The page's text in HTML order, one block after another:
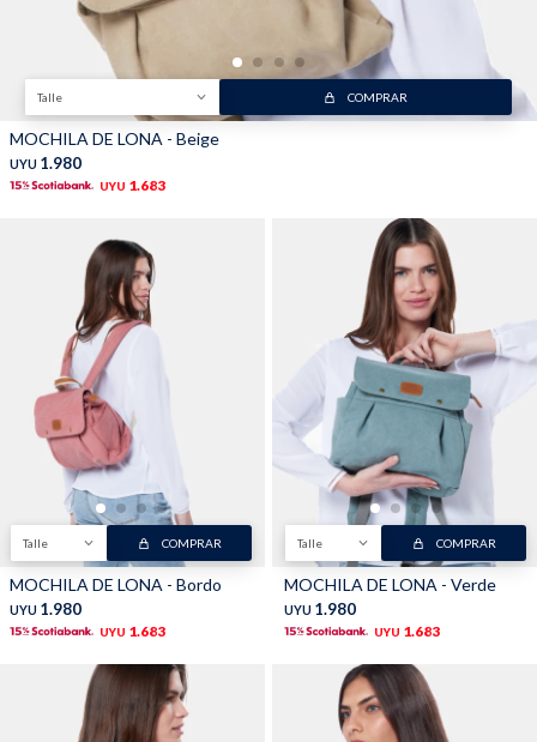
Talle COMPRAR
MOCHILA DE LONA - Beige
UYU 1.980
UYU 1.683
Talle COMPRAR
MOCHILA DE LONA - Bordo
UYU 1.980
UYU 1.683
Talle COMPRAR
MOCHILA DE LONA - Verde
UYU 1.980
UYU 1.683